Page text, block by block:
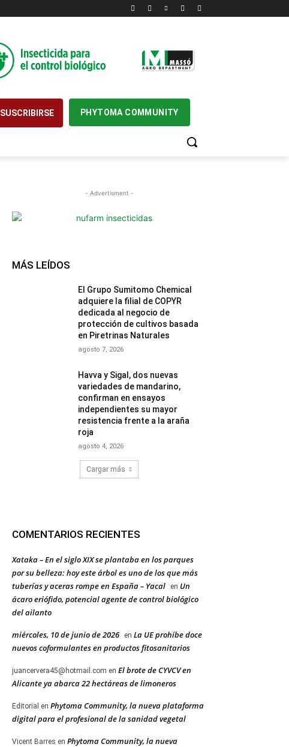
SUSCRIBIRSE PHYTOMA COMMUNITY
- Advertisment -
MÁS LEÍDOS
El Grupo Sumitomo Chemical
adquiere la filial de COPYR
dedicada al negocio de
protección de cultivos basada
en Piretrinas Naturales
agosto 7, 2026
Havva y Sigal, dos nuevas
variedades de mandarino,
confirman en ensayos
independientes su mayor
resistencia frente a la araña
roja
agosto 4, 2026
Cargar más
COMENTARIOS RECIENTES
Xataka – En el siglo XIX se plantaba en los parques
por su belleza: hoy este árbol es uno de los que más
tuberías y aceras rompe en España – Yacal
en Un
ácaro eriófido, potencial agente de control biológico
del ailanto
miércoles, 10 de junio de 2026 en La UE prohíbe doce
nuevos coformulantes en productos fitosanitarios
juancervera45@hotmail.com en El brote de CYVCV en
Alicante ya abarca 22 hectáreas de limoneros
Editorial en Phytoma Community, la nueva plataforma
digital para el profesional de la sanidad vegetal
Vicent Barres en Phytoma Community, la nueva